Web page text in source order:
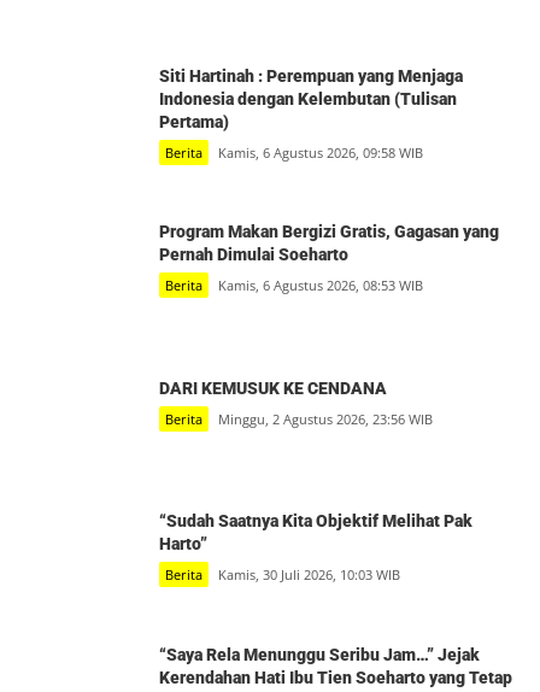
Siti Hartinah : Perempuan yang Menjaga
Indonesia dengan Kelembutan (Tulisan
Pertama)
Berita Kamis, 6 Agustus 2026, 09:58 WIB
Program Makan Bergizi Gratis, Gagasan yang
Pernah Dimulai Soeharto
Berita Kamis, 6 Agustus 2026, 08:53 WIB
DARI KEMUSUK KE CENDANA
Berita Minggu, 2 Agustus 2026, 23:56 WIB
“Sudah Saatnya Kita Objektif Melihat Pak
Harto”
Berita Kamis, 30 Juli 2026, 10:03 WIB
“Saya Rela Menunggu Seribu Jam…” Jejak
Kerendahan Hati Ibu Tien Soeharto yang Tetap